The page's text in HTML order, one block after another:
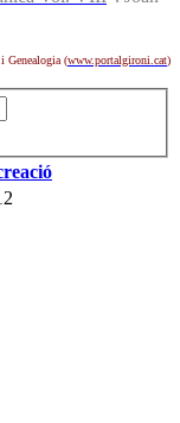
(www.portalgironi.cat)